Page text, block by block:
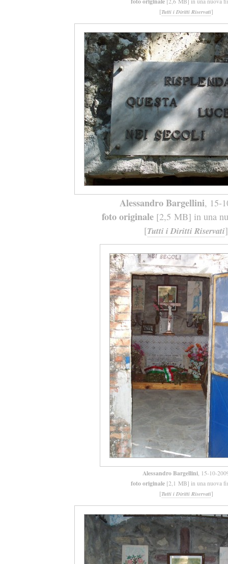
[Tutti i Diritti Riservati]
Alessandro Bargellini, 15-
foto originale[2,5 MB] in una
[Tutti i Diritti Riservati]
Alessandro Bargellini, 15-10-
foto originale [2,1 MB] in una nuova
[Tutti i Diritti Riservati]